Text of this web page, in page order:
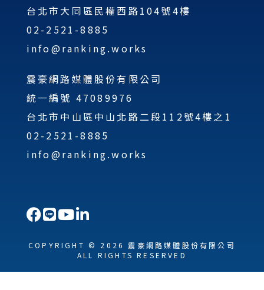
台北市大同區民權西路104號4樓
02-2521-8885
info@ranking.works
震豪網路媒體股份有限公司
統一編號 47089976
台北市中山區中山北路二段112號4樓之1
02-2521-8885
info@ranking.works
COPYRIGHT © 2026 震豪網路媒體股份有限公司
ALL RIGHTS RESERVED